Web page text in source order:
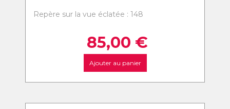
Repère sur la vue éclatée : 148
85,00 €
Ajouter au panier